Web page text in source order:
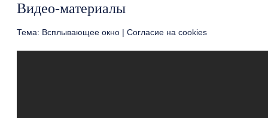
Видео-материалы
Тема: Всплывающее окно | Согласие на cookies